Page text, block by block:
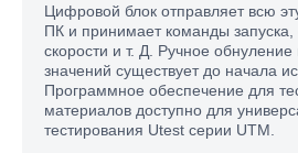
Цифровой блок отправляет всю
ПК и принимает команды запуска,
скорости и т. Д. Ручное обнуление
значений существует до начала
Программное обеспечение для
материалов доступно для
тестирования Utest серии UTM.